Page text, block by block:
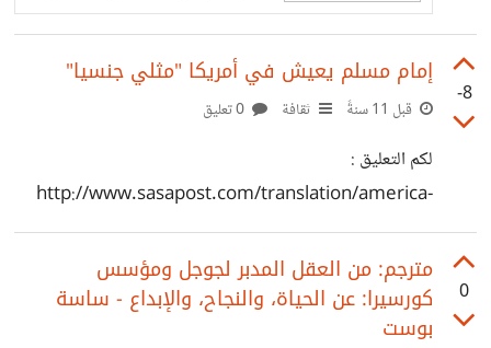
الاستقرار والالتزام ويفضلون الاستمتاع
-8
إمام مسلم يعيش في أمريكا "مثلي جنسيا"
قبل 11 سنةً ثقافة
لكم التعليق :
http://www.sasapost.com/translation/america-
openly-gay-imam/
0
مترجم: من العقل المدبر لجوجل ومؤسس
كورسيرا: عن الحياة، والنجاح، والإبداع - ساسة
بوست